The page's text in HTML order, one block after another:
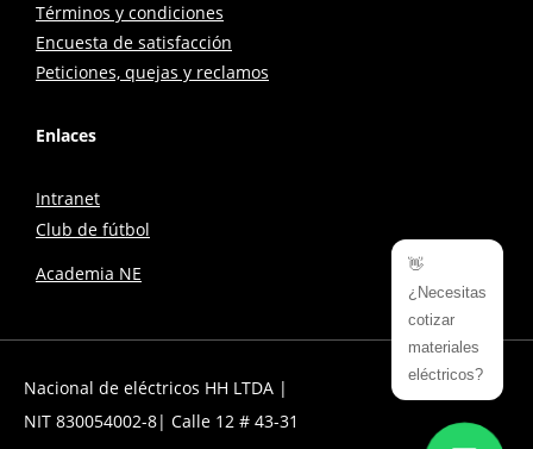
Términos y condiciones
Encuesta de satisfacción
Peticiones, quejas y reclamos
Enlaces
Intranet
Club de fútbol
Academia NE
👋
¿Necesitas
cotizar
materiales
eléctricos?
Nacional de eléctricos HH LTDA |
NIT 830054002-8| Calle 12 # 43-31